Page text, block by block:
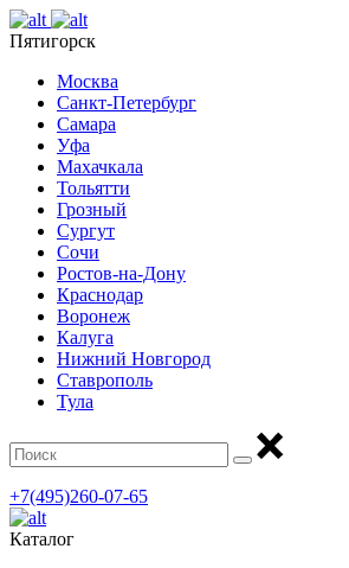
Пятигорск
Москва
Санкт-Петербург
Самара
Уфа
Махачкала
Тольятти
Грозный
Сургут
Сочи
Ростов-на-Дону
Краснодар
Воронеж
Калуга
Нижний Новгород
Ставрополь
Тула
+7(495)260-07-65
Каталог